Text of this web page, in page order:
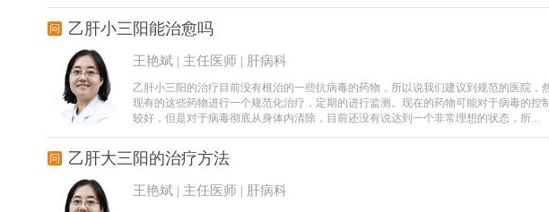
乙肝小三阳能治愈吗
王艳斌 | 主任医师 | 肝病科
乙肝小三阳的治疗目前没有根治的一些抗病毒的药物，所以说我们建议到规范的医院，
现有的这些药物进行一个规范化治疗，定期的进行监测。现在的药物可能对于病毒的控
较好，但是对于病毒彻底从身体内清除，目前还没有说达到一个非常理想的状态，所...
乙肝大三阳的治疗方法
王艳斌 | 主任医师 | 肝病科